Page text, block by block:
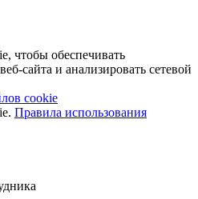
чтобы обеспечивать
сайта и анализировать сетевой
cookie
Правила использования